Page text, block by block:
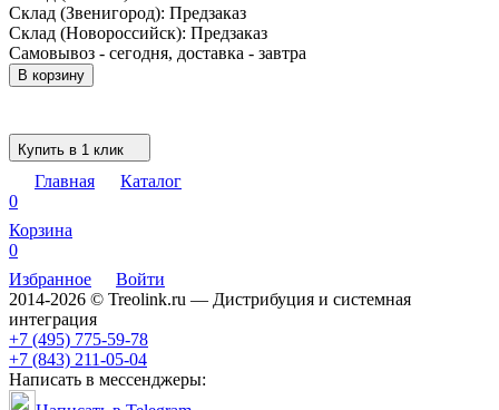
Склад (Звенигород): Предзаказ
Склад (Новороссийск): Предзаказ
Самовывоз - сегодня, доставка - завтра
В корзину
Купить в 1 клик
Главная
Каталог
0
Корзина
0
Избранное
Войти
2014-2026 © Treolink.ru — Дистрибуция и системная
интеграция
+7 (495) 775-59-78
+7 (843) 211-05-04
Написать в мессенджеры: